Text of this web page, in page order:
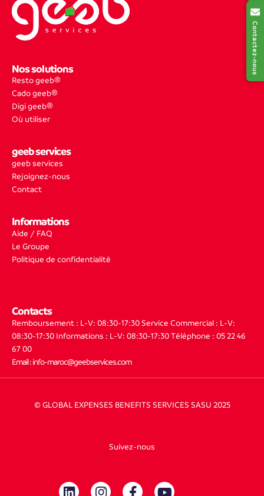
Contactez-nous
Nos solutions
Resto geeb®
Cado geeb®
Digi geeb®
Où utiliser
geeb services
geeb services
Rejoignez-nous
Contact
Informations
Aide / FAQ
Le Groupe
Politique de confidentialité
Contacts
Remboursement : L-V: 08:30-17:30 Service Commercial : L-V:
08:30-17:30 Informations : L-V: 08:30-17:30 Téléphone : 05 22 46
67 00
Email : info-maroc@geebservices.com
© GLOBAL EXPENSES BENEFITS SERVICES SASU 2025
Suivez-nous